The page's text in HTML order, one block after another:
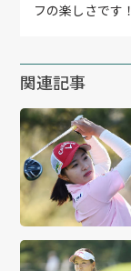
フの楽しさです！
関連記事